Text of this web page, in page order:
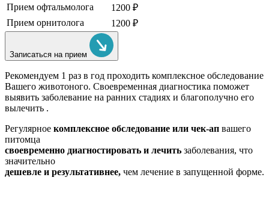
Прием офтальмолога
1200 ₽
Прием орнитолога
1200 ₽
Записаться на прием
Рекомендуем 1 раз в год проходить комплексное обследование
Вашего животоного. Своевременная диагностика поможет
выявить заболевание на ранних стадиях и благополучно его
вылечить .
Регулярное комплексное обследование или чек-ап вашего
питомца
своевременно диагностировать и лечить заболевания, что
значительно
дешевле и результативнее, чем лечение в запущенной форме.